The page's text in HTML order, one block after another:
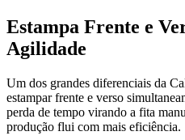
Estampa Frente e
Agilidade
Um dos grandes diferenciais da
estampar frente e verso
perda de tempo virando a fita
produção flui com mais eficiência.